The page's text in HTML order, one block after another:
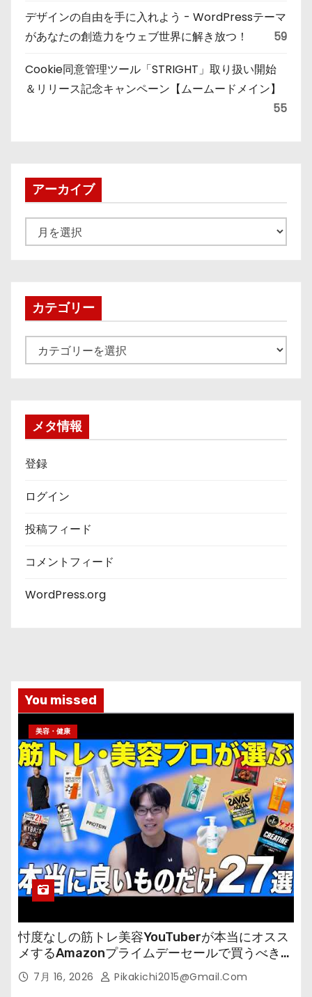
デザインの自由を手に入れよう - WordPressテーマ
があなたの創造力をウェブ世界に解き放つ！
59
Cookie同意管理ツール「STRIGHT」取り扱い開始
＆リリース記念キャンペーン【ムームードメイン】
55
アーカイブ
ー
ブカテゴリー
テ
メタ情報
登録
ログイン
投稿フィード
コメントフィード
WordPress.org
You missed
美容・健康
忖度なしの筋トレ美容YouTuberが本当にオスス
メするAmazonプライムデーセールで買うべきも
の 7月 16, 2026 Pikakichi2015@gmail.com